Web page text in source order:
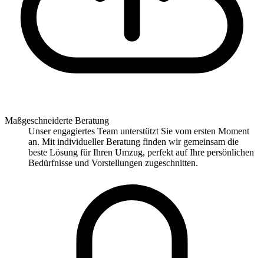
Maßgeschneiderte Beratung
Unser engagiertes Team unterstützt Sie vom ersten Moment
an. Mit individueller Beratung finden wir gemeinsam die
beste Lösung für Ihren Umzug, perfekt auf Ihre persönlichen
Bedürfnisse und Vorstellungen zugeschnitten.